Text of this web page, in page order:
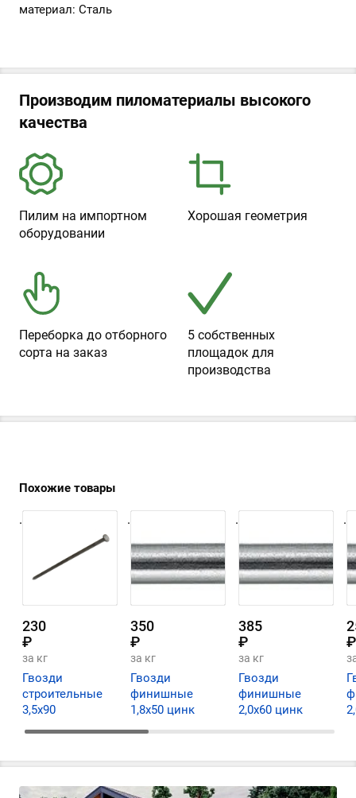
материал: Сталь
Производим пиломатериалы высокого
качества
Пилим на импортном
оборудовании
Хорошая геометрия
Переборка до отборного
сорта на заказ
5 собственных
площадок для
производства
Похожие товары
.
230
₽
за кг
Гвозди
строительные
3,5х90
.
350
₽
за кг
Гвозди
финишные
1,8х50 цинк
.
385
₽
за кг
Гвозди
финишные
2,0х60 цинк
.
₽